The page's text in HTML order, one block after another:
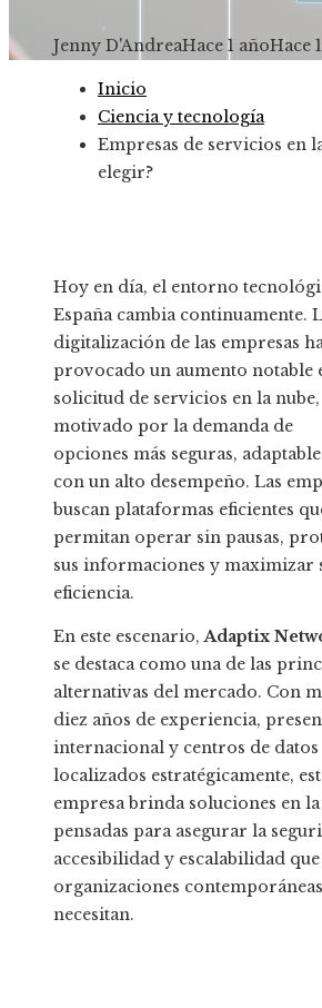
Jenny D'AndreaHace 1 añoHace
Inicio
Ciencia y tecnología
Empresas de servicios en
elegir?
Hoy en día, el entorno
España cambia continuamente.
digitalización de las empresas
provocado un aumento notable
solicitud de servicios en la nube,
motivado por la demanda de
opciones más seguras,
con un alto desempeño. Las
buscan plataformas eficientes
permitan operar sin pausas,
sus informaciones y maximizar
eficiencia.
En este escenario,Adaptix
se destaca como una de las
alternativas del mercado. Con
diez años de experiencia,
internacional y centros de datos
localizados estratégicamente,
empresa brinda soluciones en
pensadas para asegurar la
accesibilidad y escalabilidad que
organizaciones contemporáneas
necesitan.